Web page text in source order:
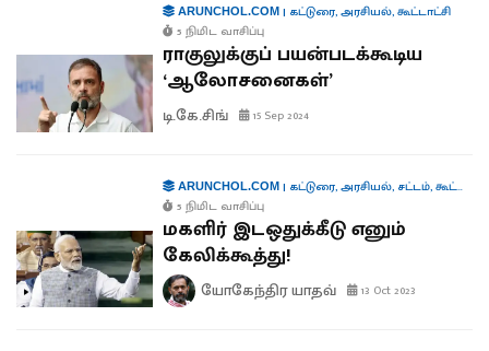
ARUNCHOL.COM| கட்டுரை,அரசியல்,கூட்டாட்சி
5 நிமிட வாசிப்பு
ராகுலுக்குப் பயன்படக்கூடிய
‘ஆலோசனைகள்’
டி.கே.சிங் 15 Sep 2024
ARUNCHOL.COM| கட்டுரை,அரசியல், சட்டம்,கூட்டாட்சி
5 நிமிட வாசிப்பு
மகளிர் இடஒதுக்கீடு எனும்
கேலிக்கூத்து!
யோகேந்திர யாதவ் 13 Oct 2023